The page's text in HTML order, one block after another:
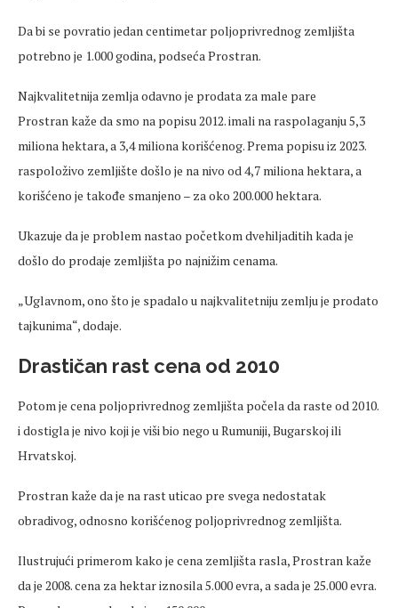
Da bi se povratio jedan centimetar poljoprivrednog zemljišta
potrebno je 1.000 godina, podseća Prostran.
Najkvalitetnija zemlja odavno je prodata za male pare
Prostran kaže da smo na popisu 2012. imali na raspolaganju 5,3
miliona hektara, a 3,4 miliona korišćenog. Prema popisu iz 2023.
raspoloživo zemljište došlo je na nivo od 4,7 miliona hektara, a
korišćeno je takođe smanjeno – za oko 200.000 hektara.
Ukazuje da je problem nastao početkom dvehiljaditih kada je
došlo do prodaje zemljišta po najnižim cenama.
„Uglavnom, ono što je spadalo u najkvalitetniju zemlju je prodato
tajkunima“, dodaje.
Drastičan rast cena od 2010
Potom je cena poljoprivrednog zemljišta počela da raste od 2010.
i dostigla je nivo koji je viši bio nego u Rumuniji, Bugarskoj ili
Hrvatskoj.
Prostran kaže da je na rast uticao pre svega nedostatak
obradivog, odnosno korišćenog poljoprivrednog zemljišta.
Ilustrujući primerom kako je cena zemljišta rasla, Prostran kaže
da je 2008. cena za hektar iznosila 5.000 evra, a sada je 25.000 evra.